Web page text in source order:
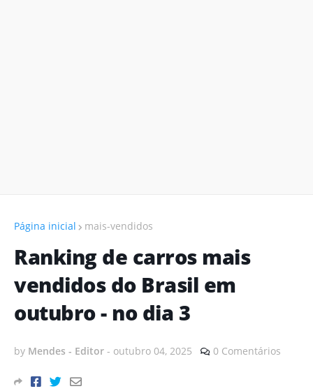
Página inicial mais-vendidos
Ranking de carros mais
vendidos do Brasil em
outubro - no dia 3
by Mendes - Editor - outubro 04, 2025 0 Comentários